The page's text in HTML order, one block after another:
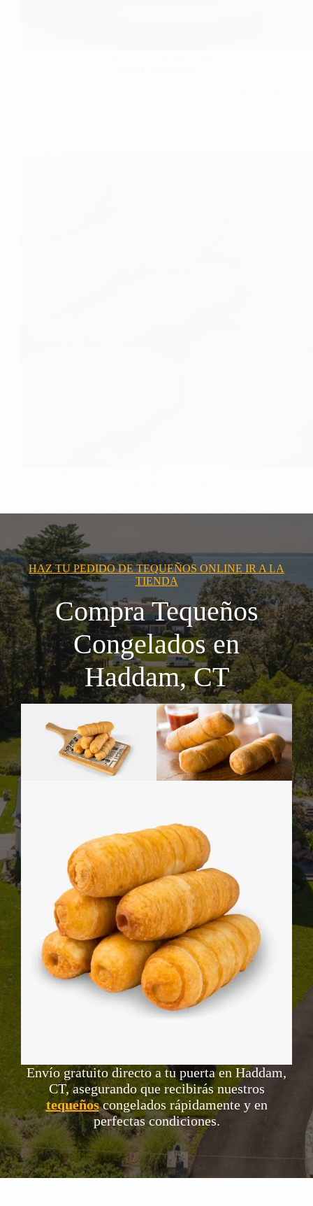
HAZ TU PEDIDO DE TEQUEÑOS ONLINE IR A LA
TIENDA
Compra Tequeños
Congelados en
Haddam, CT
Envío gratuito directo a tu puerta en Haddam,
CT, asegurando que recibirás nuestros
tequeñoscongelados rápidamente y en
perfectas condiciones.